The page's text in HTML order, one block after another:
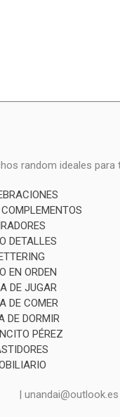
random ideales
DETALLES
EN ORDEN
DE JUGAR
DE COMER
DE DORMIR
PÉREZ
| unandai@outlook.es